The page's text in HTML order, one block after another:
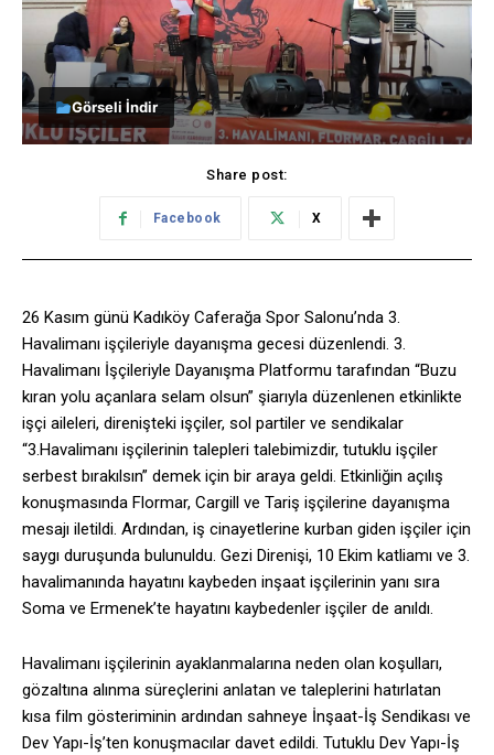
Görseli İndir
Share post:
Facebook X
26 Kasım günü Kadıköy Caferağa Spor Salonu’nda 3.
Havalimanı işçileriyle dayanışma gecesi düzenlendi. 3.
Havalimanı İşçileriyle Dayanışma Platformu tarafından “Buzu
kıran yolu açanlara selam olsun” şiarıyla düzenlenen etkinlikte
işçi aileleri, direnişteki işçiler, sol partiler ve sendikalar
“3.Havalimanı işçilerinin talepleri talebimizdir, tutuklu işçiler
serbest bırakılsın” demek için bir araya geldi. Etkinliğin açılış
konuşmasında Flormar, Cargill ve Tariş işçilerine dayanışma
mesajı iletildi. Ardından, iş cinayetlerine kurban giden işçiler için
saygı duruşunda bulunuldu. Gezi Direnişi, 10 Ekim katliamı ve 3.
havalimanında hayatını kaybeden inşaat işçilerinin yanı sıra
Soma ve Ermenek’te hayatını kaybedenler işçiler de anıldı.
Havalimanı işçilerinin ayaklanmalarına neden olan koşulları,
gözaltına alınma süreçlerini anlatan ve taleplerini hatırlatan
kısa film gösteriminin ardından sahneye İnşaat-İş Sendikası ve
Dev Yapı-İş’ten konuşmacılar davet edildi. Tutuklu Dev Yapı-İş